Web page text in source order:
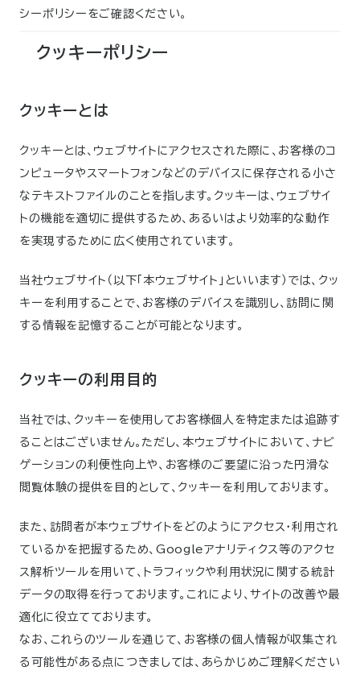
シーポリシーをご確認ください。
クッキーポリシー
クッキーとは
クッキーとは、ウェブサイトにアクセスされた際に、お客様のコ
ンピュータやスマートフォンなどのデバイスに保存される小さ
なテキストファイルのことを指します。クッキーは、ウェブサイ
トの機能を適切に提供するため、あるいはより効率的な動作
を実現するために広く使用されています。
当社ウェブサイト（以下「本ウェブサイト」といいます）では、クッ
キーを利用することで、お客様のデバイスを識別し、訪問に関
する情報を記憶することが可能となります。
クッキーの利用目的
当社では、クッキーを使用してお客様個人を特定または追跡す
ることはございません。ただし、本ウェブサイトにおいて、ナビ
ゲーションの利便性向上や、お客様のご要望に沿った円滑な
閲覧体験の提供を目的として、クッキーを利用しております。
また、訪問者が本ウェブサイトをどのようにアクセス・利用され
ているかを把握するため、Googleアナリティクス等のアクセ
ス解析ツールを用いて、トラフィックや利用状況に関する統計
データの取得を行っております。これにより、サイトの改善や最
適化に役立てております。
なお、これらのツールを通じて、お客様の個人情報が収集され
る可能性がある点につきましては、あらかじめご理解ください